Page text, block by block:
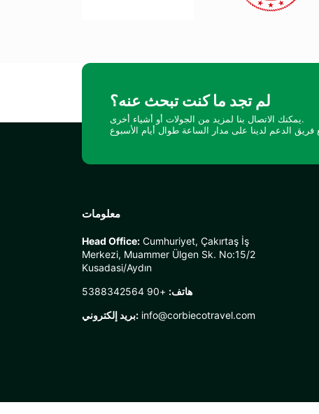
لم تجد ما كنت تبحث عنه؟
يمكنك الاتصال بنا لمزيد من الجولات أو أشياء أخرى.
معلومات
Head Office: Cumhuriyet, Çakırtaş İş
Merkezi, Muammer Ülgen Sk. No:15/2
Kusadasi/Aydın
هاتف: +90 5388342564
بريد إلكتروني: info@corbiecotravel.com